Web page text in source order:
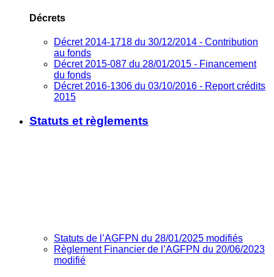
Décrets
Décret 2014-1718 du 30/12/2014 - Contribution
au fonds
Décret 2015-087 du 28/01/2015 - Financement
du fonds
Décret 2016-1306 du 03/10/2016 - Report crédits
2015
Statuts et règlements
Statuts de l’AGFPN du 28/01/2025 modifiés
Règlement Financier de l’AGFPN du 20/06/2023
modifié